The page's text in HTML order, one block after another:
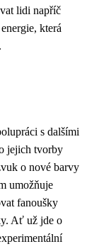
lidi napříč
která
s dalšími
jejich tvorby
o nové barvy
umožňuje
fanoušky
Ať už jde o